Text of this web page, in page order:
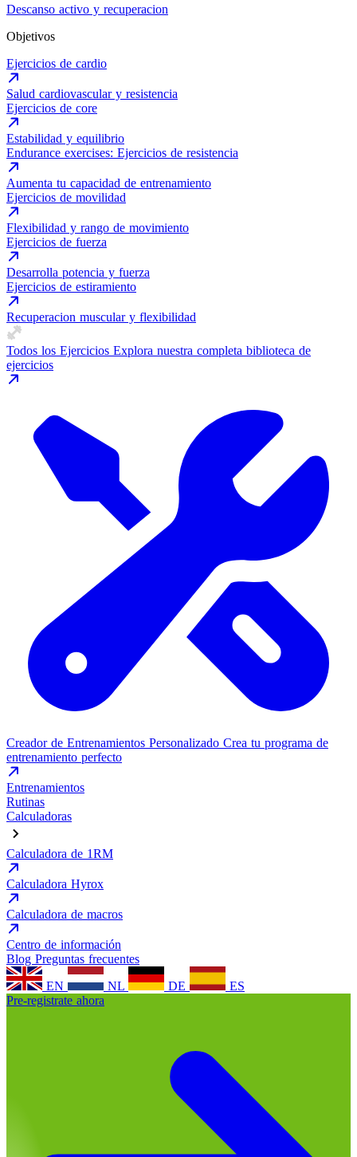
Descanso activo y recuperacion
Objetivos
Ejercicios de cardio
Salud cardiovascular y resistencia
Ejercicios de core
Estabilidad y equilibrio
Endurance exercises: Ejercicios de resistencia
Aumenta tu capacidad de entrenamiento
Ejercicios de movilidad
Flexibilidad y rango de movimiento
Ejercicios de fuerza
Desarrolla potencia y fuerza
Ejercicios de estiramiento
Recuperacion muscular y flexibilidad
Todos los Ejercicios Explora nuestra completa biblioteca de
ejercicios
Creador de Entrenamientos Personalizado Crea tu programa de
entrenamiento perfecto
Entrenamientos
Rutinas
Calculadoras
Calculadora de 1RM
Calculadora Hyrox
Calculadora de macros
Centro de información
Blog Preguntas frecuentes
EN
NL DE
ES
Pre-registrate ahora